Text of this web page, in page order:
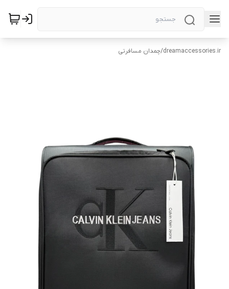
dreamaccessories.ir
/چمدان مسافرتی